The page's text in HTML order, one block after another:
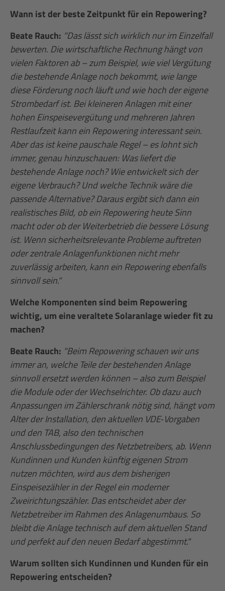
Wann ist der beste Zeitpunkt für ein Repowering?
Beate Rauch: "Das lässt sich wirklich nur im Einzelfall
bewerten. Die wirtschaftliche Rechnung hängt von
vielen Faktoren ab – zum Beispiel, wie viel Vergütung
die bestehende Anlage noch bekommt, wie lange
diese Förderung noch läuft und wie hoch der eigene
Strombedarf ist. Bei kleineren Anlagen mit einer
hohen Einspeisevergütung und mehreren Jahren
Restlaufzeit kann ein Repowering interessant sein.
Aber das ist keine pauschale Regel – es lohnt sich
immer, genau hinzuschauen: Was liefert die
bestehende Anlage noch? Wie entwickelt sich der
eigene Verbrauch? Und welche Technik wäre die
passende Alternative? Daraus ergibt sich dann ein
realistisches Bild, ob ein Repowering heute Sinn
macht oder ob der Weiterbetrieb die bessere Lösung
ist. Wenn sicherheitsrelevante Probleme auftreten
oder zentrale Anlagenfunktionen nicht mehr
zuverlässig arbeiten, kann ein Repowering ebenfalls
sinnvoll sein."
Welche Komponenten sind beim Repowering
wichtig, um eine veraltete Solaranlage wieder fit zu
machen?
Beate Rauch: "Beim Repowering schauen wir uns
immer an, welche Teile der bestehenden Anlage
sinnvoll ersetzt werden können – also zum Beispiel
die Module oder der Wechselrichter. Ob dazu auch
Anpassungen im Zählerschrank nötig sind, hängt vom
Alter der Installation, den aktuellen VDE‑Vorgaben
und den TAB, also den technischen
Anschlussbedingungen des Netzbetreibers, ab. Wenn
Kundinnen und Kunden künftig eigenen Strom
nutzen möchten, wird aus dem bisherigen
Einspeisezähler in der Regel ein moderner
Zweirichtungszähler. Das entscheidet aber der
Netzbetreiber im Rahmen des Anlagenumbaus. So
bleibt die Anlage technisch auf dem aktuellen Stand
und perfekt auf den neuen Bedarf abgestimmt."
Warum sollten sich Kundinnen und Kunden für ein
Repowering entscheiden?